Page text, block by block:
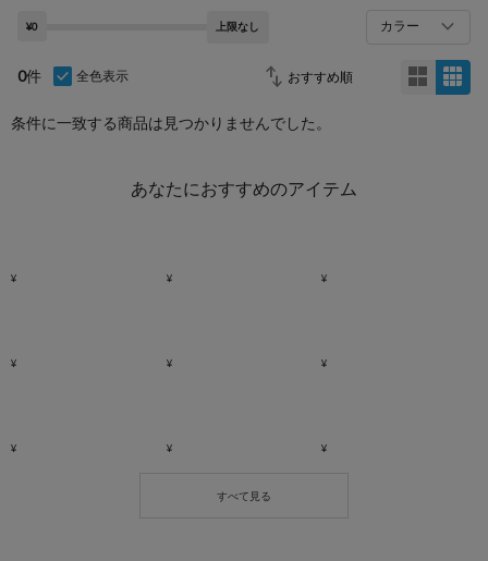
¥0 上限なし カラー
0件 全色表示
条件に一致する商品は見つかりませんでした。
あなたにおすすめのアイテム